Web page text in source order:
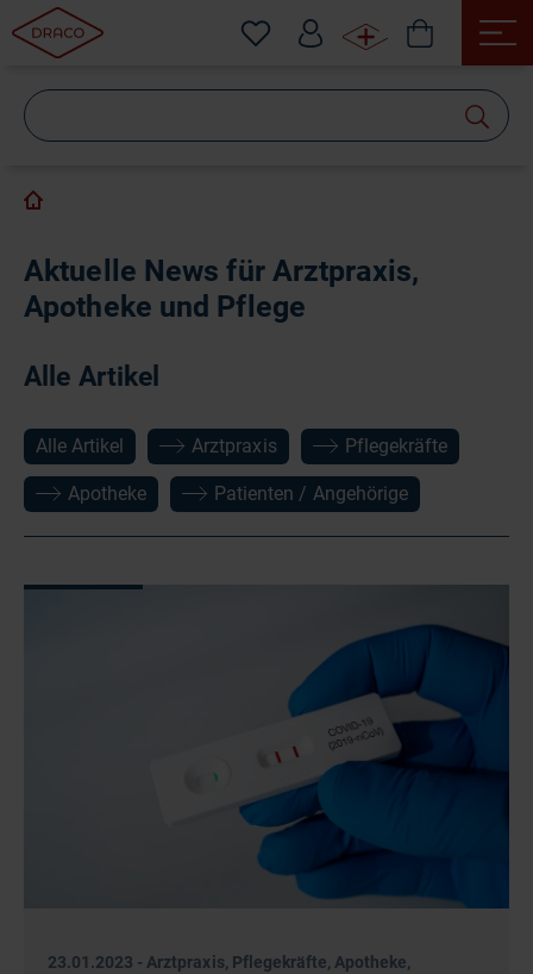
Aktuelle News für Arztpraxis,
Apotheke und Pflege
Alle Artikel
Alle Artikel Arztpraxis Pflegekräfte
Apotheke Patienten / Angehörige
23.01.2023 - Arztpraxis, Pflegekräfte, Apotheke,
suchen